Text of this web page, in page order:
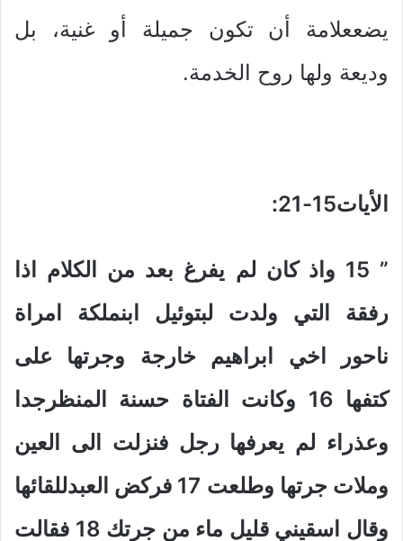
يضععلامة أن تكون جميلة أو غنية، بل
وديعة ولها روح الخدمة.
الأيات15-21 :
” 15
واذ كان لم يفرغ بعد من الكلام اذا
رفقة التي ولدت لبتوئيل ابنملكة امراة
ناحور اخي ابراهيم خارجة وجرتها على
كتفها 16 وكانت الفتاة حسنة المنظرجدا
وعذراء لم يعرفها رجل فنزلت الى العين
وملات جرتها وطلعت 17 فركض العبدللقائها
وقال اسقيني قليل ماء من جرتك 18 فقالت